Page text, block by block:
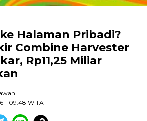
Halaman Pribadi?
Combine Harvester
Rp11,25 Miliar
- 09:48 WITA